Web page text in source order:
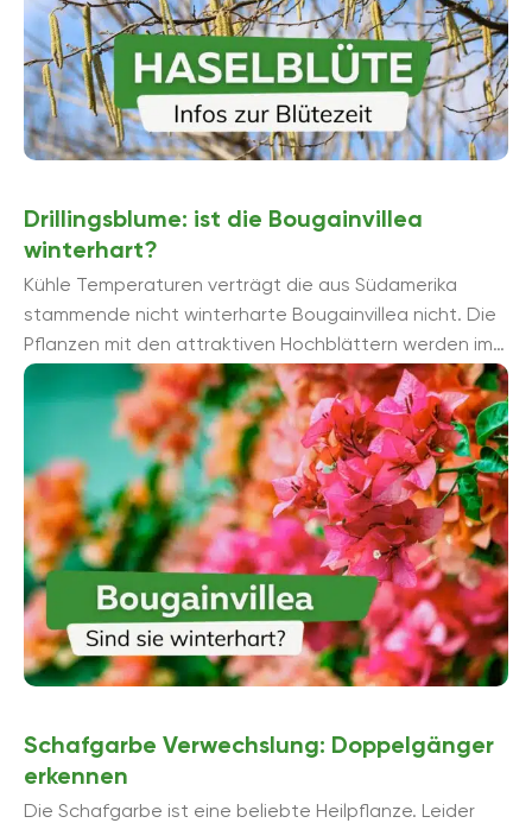
Drillingsblume: ist die Bougainvillea
winterhart?
Kühle Temperaturen verträgt die aus Südamerika
stammende nicht winterharte Bougainvillea nicht. Die
Pflanzen mit den attraktiven Hochblättern werden im
Herbst ins Haus geholt und an einem ...
Schafgarbe Verwechslung: Doppelgänger
erkennen
Die Schafgarbe ist eine beliebte Heilpflanze. Leider